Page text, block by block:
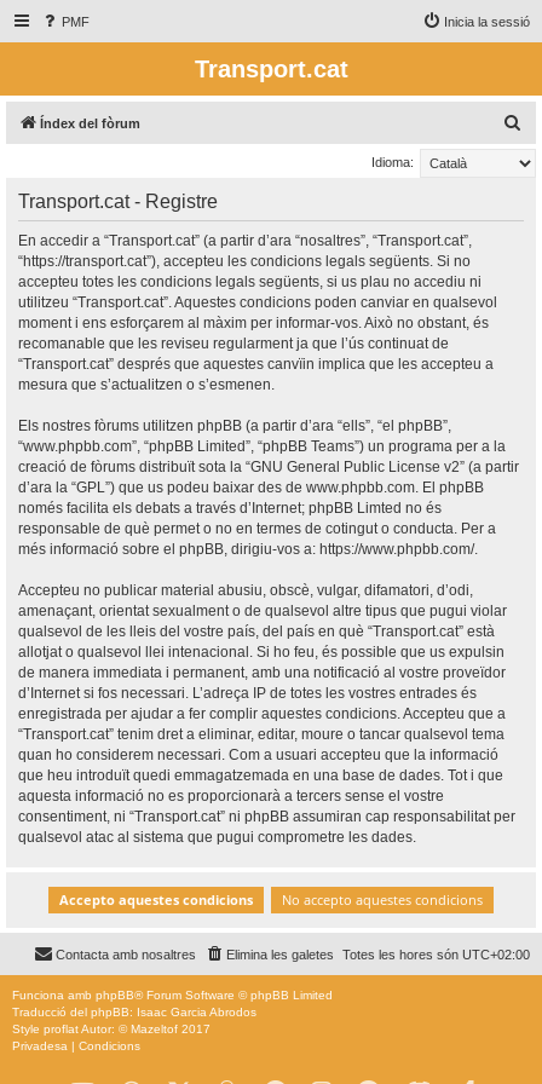
PMF Inicia la sessió
Transport.cat
Índex del fòrum
e
Idioma:
Transport.cat - Registre
En accedir a “Transport.cat” (a partir d’ara “nosaltres”, “Transport.cat”,
“https://transport.cat”), accepteu les condicions legals següents. Si no
accepteu totes les condicions legals següents, si us plau no accediu ni
utilitzeu “Transport.cat”. Aquestes condicions poden canviar en qualsevol
moment i ens esforçarem al màxim per informar-vos. Això no obstant, és
recomanable que les reviseu regularment ja que l’ús continuat de
“Transport.cat” després que aquestes canvïin implica que les accepteu a
mesura que s’actualitzen o s’esmenen.
Els nostres fòrums utilitzen phpBB (a partir d’ara “ells”, “el phpBB”,
“www.phpbb.com”, “phpBB Limited”, “phpBB Teams”) un programa per a la
creació de fòrums distribuït sota la “GNU General Public License v2” (a partir
d’ara la “GPL”) que us podeu baixar des de www.phpbb.com. El phpBB
només facilita els debats a través d’Internet; phpBB Limted no és
responsable de què permet o no en termes de cotingut o conducta. Per a
més informació sobre el phpBB, dirigiu-vos a: https://www.phpbb.com/.
Accepteu no publicar material abusiu, obscè, vulgar, difamatori, d’odi,
amenaçant, orientat sexualment o de qualsevol altre tipus que pugui violar
qualsevol de les lleis del vostre país, del país en què “Transport.cat” està
allotjat o qualsevol llei intenacional. Si ho feu, és possible que us expulsin
de manera immediata i permanent, amb una notificació al vostre proveïdor
d’Internet si fos necessari. L’adreça IP de totes les vostres entrades és
enregistrada per ajudar a fer complir aquestes condicions. Accepteu que a
“Transport.cat” tenim dret a eliminar, editar, moure o tancar qualsevol tema
quan ho considerem necessari. Com a usuari accepteu que la informació
que heu introduït quedi emmagatzemada en una base de dades. Tot i que
aquesta informació no es proporcionarà a tercers sense el vostre
consentiment, ni “Transport.cat” ni phpBB assumiran cap responsabilitat per
qualsevol atac al sistema que pugui comprometre les dades.
Totes les hores són UTC+02:00
Elimina les galetes
Contacta amb nosaltres
Funciona amb phpBB® Forum Software © phpBB Limited
Traducció del phpBB: Isaac Garcia Abrodos
Style proflatAutor: ©Mazeltof 2017
Privadesa | Condicions